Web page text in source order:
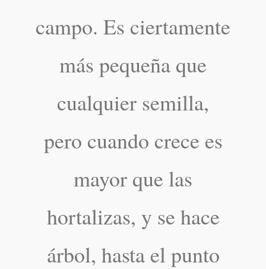
campo. Es ciertamente
más pequeña que
cualquier semilla,
pero cuando crece es
mayor que las
hortalizas, y se hace
árbol, hasta el punto